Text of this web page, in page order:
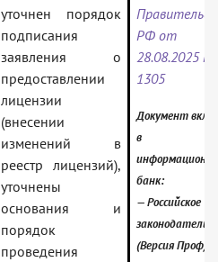
уточнен порядок
подписания
заявления о
предоставлении
лицензии
(внесении
изменений в
реестр лицензий),
уточнены
основания и
порядок
проведения
РФ от
28.08.2025 N
1305
Документ
в
банк:
— Российское
(Версия Проф)